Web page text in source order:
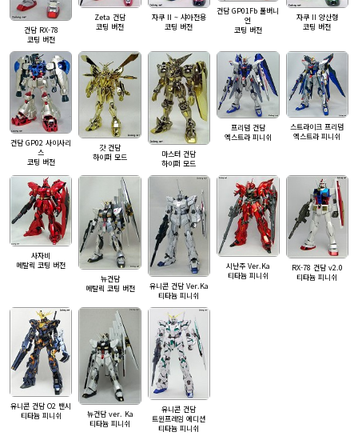
건담 RX-78
코팅 버전
Zeta 건담
코팅 버전
자쿠 II ~ 샤아전용
코팅 버전
건담 GP01Fb 풀버니
언
코팅 버전
자쿠 II 양산형
코팅 버전
건담 GP02 사이사리
스
코팅 버전
갓 건담
하이퍼 모드
마스터 건담
하이퍼 모드
프리덤 건담
엑스트라 피니쉬
스트라이크 프리덤
엑스트라 피니쉬
사자비
메탈릭 코팅 버전
뉴건담
메탈릭 코팅 버전
유니콘 건담 Ver.Ka
티타늄 피니쉬
시난주 Ver.Ka
티타늄 피니쉬
RX-78 건담 v2.0
티타늄 피니쉬
유니콘 건담 O2 밴시
티타늄 피니쉬
뉴건담 ver. Ka
티타늄 피니쉬
유니콘 건담
트윈프레임 에디션
티타늄 피니쉬